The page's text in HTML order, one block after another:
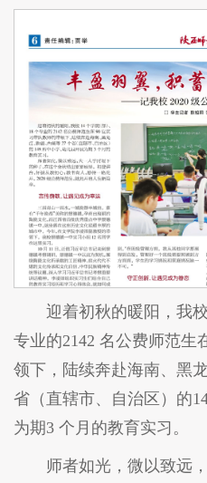
迎着初秋的暖阳，我
专业的2142 名公费师范生
领下，陆续奔赴海南、黑
省（直辖市、自治区）的
为期3 个月的教育实习。
师者如光，微以致远